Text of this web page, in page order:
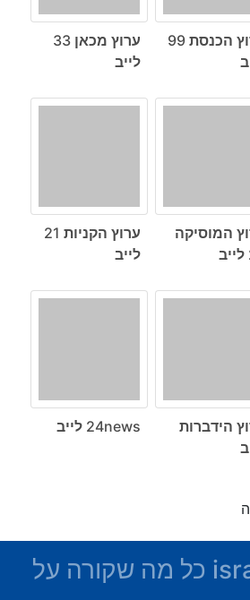
ערוץ הכנסת 99
ערוץ מכאן 33
לייב
המוסיקה
ערוץ הקניות 21
לייב
הידברות
24news לייב
israelTV.online כל מה שקורה על